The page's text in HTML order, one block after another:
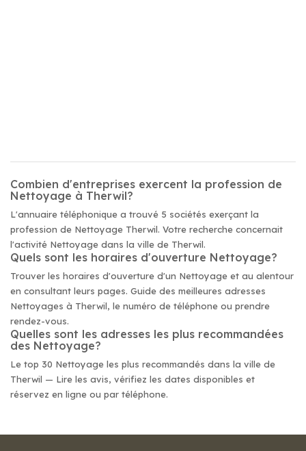
Combien d'entreprises exercent la profession de
Nettoyage à Therwil?
L'annuaire téléphonique a trouvé 5 sociétés exerçant la
profession de Nettoyage Therwil. Votre recherche concernait
l'activité Nettoyage dans la ville de Therwil.
Quels sont les horaires d'ouverture Nettoyage?
Trouver les horaires d'ouverture d'un Nettoyage et au alentour
en consultant leurs pages. Guide des meilleures adresses
Nettoyages à Therwil, le numéro de téléphone ou prendre
rendez-vous.
Quelles sont les adresses les plus recommandées
des Nettoyage?
Le top 30 Nettoyage les plus recommandés dans la ville de
Therwil — Lire les avis, vérifiez les dates disponibles et
réservez en ligne ou par téléphone.